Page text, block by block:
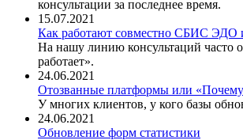
консультации за последнее время.
15.07.2021
Как работают совместно СБИС
На нашу линию консультаций часто
работает».
24.06.2021
Отозванные платформы или
У многих клиентов, у кого базы
24.06.2021
Обновление форм статистики